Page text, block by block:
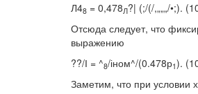
Л48 = 0,478Л?| (;/(/,„„„/•;).
Отсюда следует, что
выражению
??/І = ^8/іном^/(0.478р1).
Заметим, что при условии